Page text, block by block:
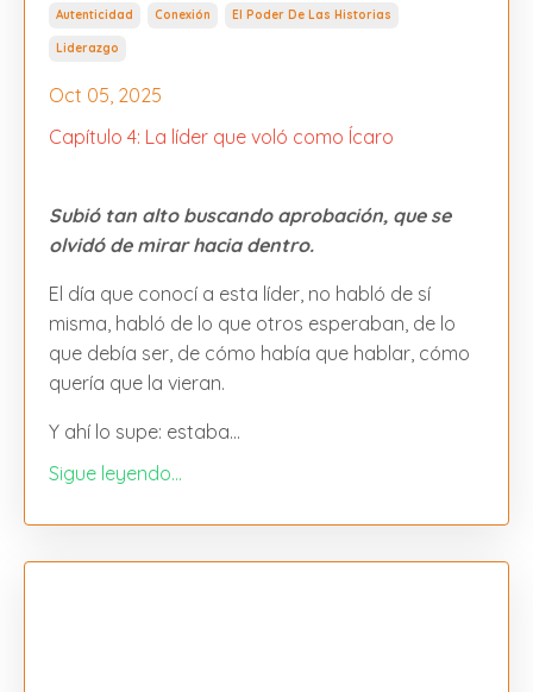
Autenticidad Conexión El Poder De Las Historias
Liderazgo
Oct 05, 2025
Capítulo 4: La líder que voló como Ícaro
Subió tan alto buscando aprobación, que se
olvidó de mirar hacia dentro.
El día que conocí a esta líder, no habló de sí
misma, habló de lo que otros esperaban, de lo
que debía ser, de cómo había que hablar, cómo
quería que la vieran.
Y ahí lo supe: estaba...
Sigue leyendo...